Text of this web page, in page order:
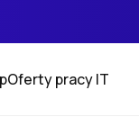
Oferty pracy IT